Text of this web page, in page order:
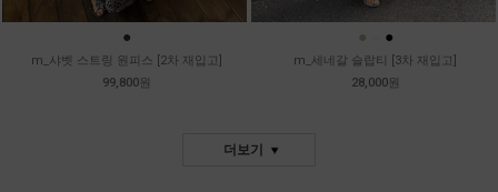
●
m_샤벳 스트링 원피스 [2차 재입고]
99,800원
● ●
m_세네갈 슬랍티 [3차 재입고]
28,000원
더보기